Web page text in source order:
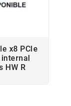
x8 PCIe
HW R